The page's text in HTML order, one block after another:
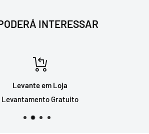
INTERESSAR
Levante em Loja
Levantamento Gratuito